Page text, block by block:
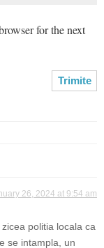
for the next
26, 2024 at 9:54 am
politia locala ca
se intampla, un